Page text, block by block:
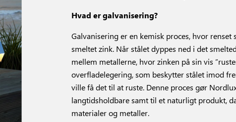
Hvad er galvanisering?
Galvanisering er en kemisk proces, hvor renset
smeltet zink. Når stålet dyppes ned i det
mellem metallerne, hvor zinken på sin vis
overfladelegering, som beskytter stålet imod
ville få det til at ruste. Denne proces gør
langtidsholdbare samt til et naturligt produkt,
materialer og metaller.